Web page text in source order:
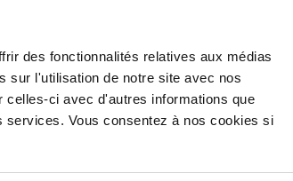
des fonctionnalités relatives aux médias
sur l'utilisation de notre site avec nos
celles-ci avec d'autres informations que
Vous consentez à nos cookies si